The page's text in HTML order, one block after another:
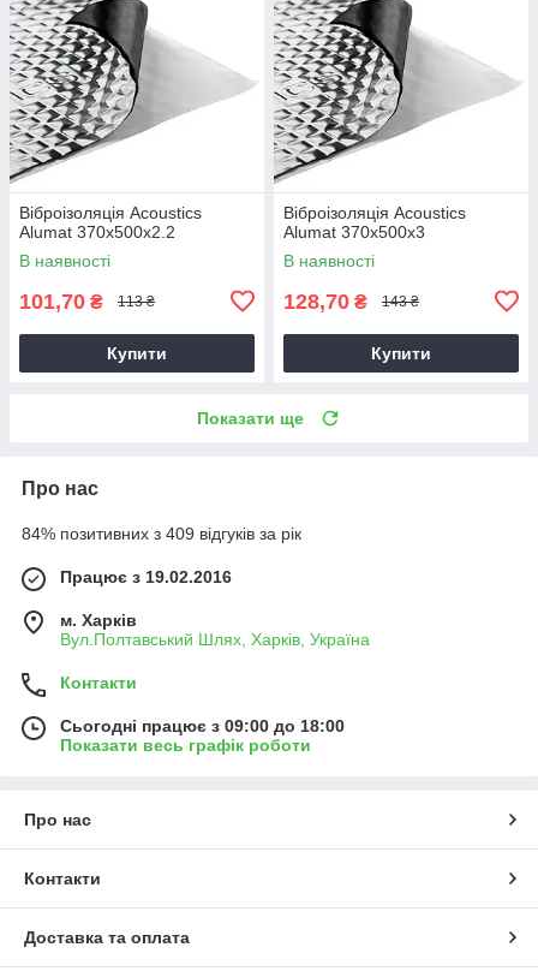
Віброізоляція Acoustics
Alumat 370x500x2.2
В наявності
101,70 ₴ 113 ₴
Купити
Віброізоляція Acoustics
Alumat 370x500x3
В наявності
128,70 ₴ 143 ₴
Купити
Показати ще
Про нас
84% позитивних з 409 відгуків за рік
Працює з 19.02.2016
м. Харків
Вул.Полтавський Шлях, Харків, Україна
Контакти
Сьогодні працює з 09:00 до 18:00
Показати весь графік роботи
Про нас
Контакти
Доставка та оплата